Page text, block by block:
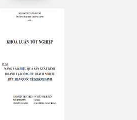
Xây dựng được
khoán Việt Nam